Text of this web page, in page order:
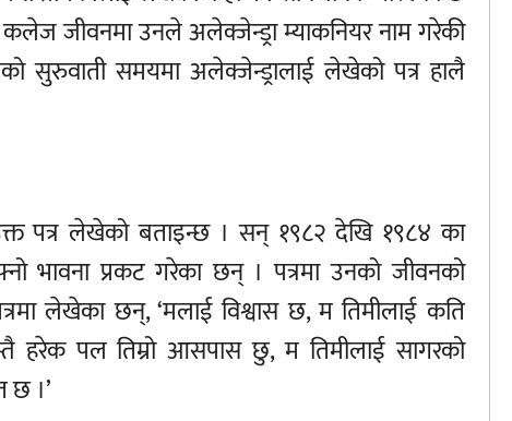
जीवनमा उनले अलेक्जेन्ड्रा म्याकनियर नाम गरेकी
सुरुवाती समयमा अलेक्जेन्ड्रालाई लेखेको पत्र हालै
पत्र लेखेको बताइन्छ । सन् १९८२ देखि १९८४ का
भावना प्रकट गरेका छन् । पत्रमा उनको जीवनको
लेखेका छन्, ‘मलाई विश्वास छ, म तिमीलाई कति
हरेक पल तिम्रो आसपास छु, म तिमीलाई सागरको
छ ।’